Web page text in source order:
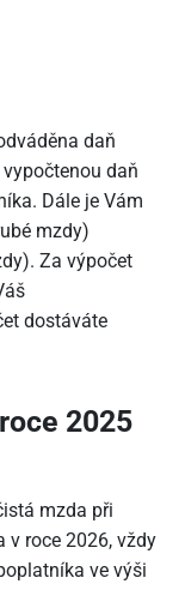
daň
daň
Dále je Vám
mzdy)
Za výpočet
dostáváte
2025
mzda při
v roce 2026, vždy
ve výši